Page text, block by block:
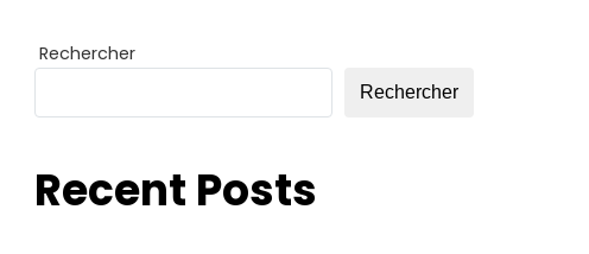
Rechercher
Rechercher
Recent Posts